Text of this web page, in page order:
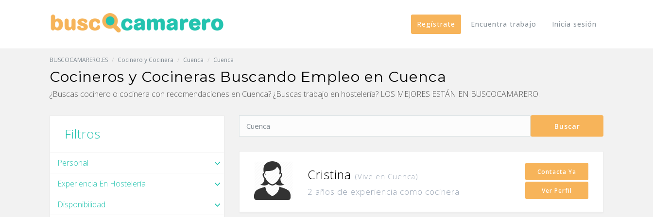
Regístrate Encuentra trabajo Inicia sesión
BUSCOCAMARERO.ES Cocinero y Cocinera Cuenca Cuenca
Cocineros y Cocineras Buscando Empleo en Cuenca
¿Buscas cocinero o cocinera con recomendaciones en Cuenca? ¿Buscas trabajo en hostelería? LOS MEJORES ESTÁN EN BUSCOCAMARERO.
Filtros
Personal
Experiencia En Hostelería
Disponibilidad
Buscar
Cristina (Vive en Cuenca)
2 años de experiencia como cocinera
Contacta Ya
Ver Perfil